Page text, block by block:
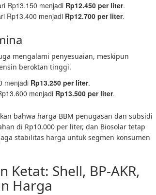
Rp13.150 menjadi Rp12.450 per liter.
Rp13.400 menjadi Rp12.700 per liter.
mengalami penyesuaian, meskipun
beroktan tinggi.
menjadi Rp13.250 per liter.
menjadi Rp13.500 per liter.
bahwa harga BBM penugasan dan subsidi
di Rp10.000 per liter, dan Biosolar tetap
stabilitas harga untuk segmen konsumen
Ketat: Shell, BP-AKR,
Harga